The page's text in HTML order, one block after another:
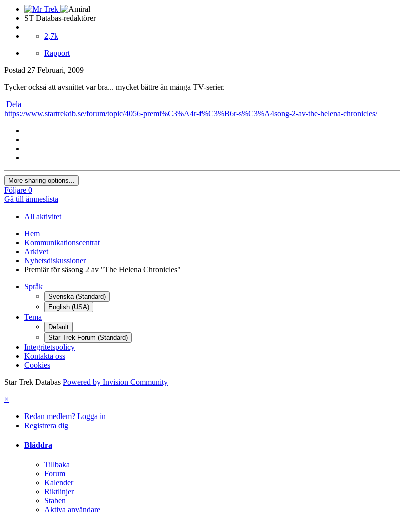
ST Databas-redaktörer
2,7k
Rapport
Postad 27 Februari, 2009
Tycker också att avsnittet var bra... mycket bättre än många TV-serier.
Dela
https://www.startrekdb.se/forum/topic/4056-premi%C3%A4r-f%C3%B6r-s%C3%A4song-2-av-the-helena-chronicles/
More sharing options...
Följare 0
Gå till ämneslista
All aktivitet
Hem
Kommunikationscentrat
Arkivet
Nyhetsdiskussioner
Premiär för säsong 2 av "The Helena Chronicles"
Språk
Svenska (Standard)
English (USA)
Tema
Default
Star Trek Forum (Standard)
Integritetspolicy
Kontakta oss
Cookies
Star Trek Databas Powered by Invision Community
×
Redan medlem? Logga in
Registrera dig
Bläddra
Tillbaka
Forum
Kalender
Riktlinjer
Staben
Aktiva användare